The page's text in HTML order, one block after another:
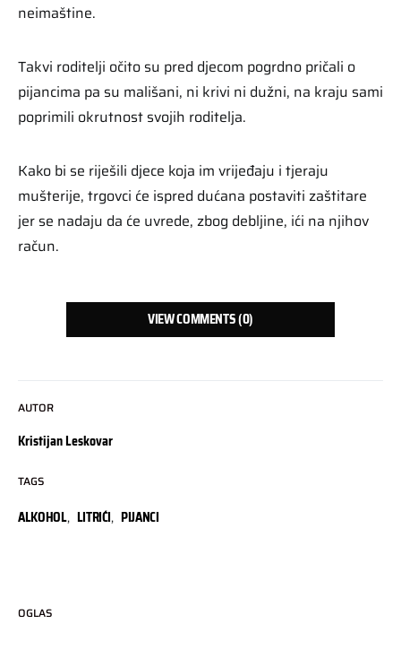
AUTOR
Kristijan Leskovar
TAGS
ALKOHOL, LITRIĆI, PIJANCI
neimaštine.
Takvi roditelji očito su pred djecom pogrdno pričali o
pijancima pa su mališani, ni krivi ni dužni, na kraju sami
poprimili okrutnost svojih roditelja.
Kako bi se riješili djece koja im vrijeđaju i tjeraju
mušterije, trgovci će ispred dućana postaviti zaštitare
jer se nadaju da će uvrede, zbog debljine, ići na njihov
račun.
VIEW COMMENTS (0)
OGLAS